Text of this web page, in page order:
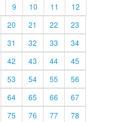
9 10 11
12
20 21 22
23
31 32 33
34
42 43 44
45
53 54 55
56
64 65 66
67
75 76 77 78